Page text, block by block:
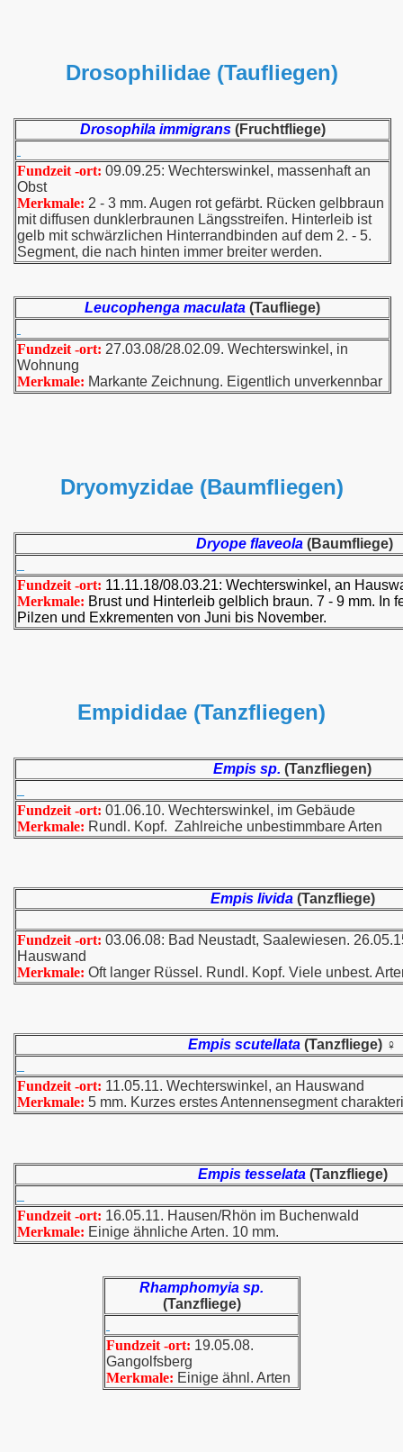
Drosophilidae (Taufliegen)
Drosophila immigrans(Fruchtfliege)
Fundzeit -ort: 09.09.25: Wechterswinkel, massenhaft an
Obst
Merkmale: 2 - 3 mm. Augen rot gefärbt. Rücken gelbbraun
mit diffusen dunklerbraunen Längsstreifen. Hinterleib ist
gelb mit schwärzlichen Hinterrandbinden auf dem 2. - 5.
Segment, die nach hinten immer breiter werden.
Leucophenga maculata (Taufliege)
Fundzeit -ort: 27.03.08/28.02.09. Wechterswinkel, in
Wohnung
Merkmale: Markante Zeichnung. Eigentlich unverkennbar
Dryomyzidae (Baumfliegen)
Dryope flaveola(Baumfliege)
Fundzeit -ort: 11.11.18/08.03.21: Wechterswinkel, an
Merkmale: Brust und Hinterleib gelblich braun. 7 - 9 mm. In
Pilzen und Exkrementen von Juni bis November.
Empididae (Tanzfliegen)
Empis sp. (Tanzfliegen)
Fundzeit -ort: 01.06.10. Wechterswinkel, im Gebäude
Merkmale: Rundl. Kopf. Zahlreiche unbestimmbare Arten
Empis livida (Tanzfliege)
Fundzeit -ort: 03.06.08: Bad Neustadt, Saalewiesen.
Hauswand
Merkmale: Oft langer Rüssel. Rundl. Kopf. Viele unbest.
Empis scutellata (Tanzfliege) ♀
Fundzeit -ort: 11.05.11. Wechterswinkel, an Hauswand
Merkmale: 5 mm. Kurzes erstes Antennensegment
Empis tesselata(Tanzfliege)
Fundzeit -ort: 16.05.11. Hausen/Rhön im Buchenwald
Merkmale: Einige ähnliche Arten. 10 mm.
Rhamphomyia sp.
(Tanzfliege)
Fundzeit -ort: 19.05.08.
Gangolfsberg
Merkmale: Einige ähnl. Arten